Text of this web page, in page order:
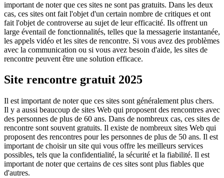
important de noter que ces sites ne sont pas gratuits. Dans les deux
cas, ces sites ont fait l'objet d'un certain nombre de critiques et ont
fait l'objet de controverse au sujet de leur efficacité. Ils offrent un
large éventail de fonctionnalités, telles que la messagerie instantanée,
les appels vidéo et les sites de rencontre. Si vous avez des problèmes
avec la communication ou si vous avez besoin d'aide, les sites de
rencontre peuvent être une solution efficace.
Site rencontre gratuit 2025
Il est important de noter que ces sites sont généralement plus chers.
Il y a aussi beaucoup de sites Web qui proposent des rencontres avec
des personnes de plus de 60 ans. Dans de nombreux cas, ces sites de
rencontre sont souvent gratuits. Il existe de nombreux sites Web qui
proposent des rencontres pour les personnes de plus de 50 ans. Il est
important de choisir un site qui vous offre les meilleurs services
possibles, tels que la confidentialité, la sécurité et la fiabilité. Il est
important de noter que certains de ces sites sont plus fiables que
d'autres.